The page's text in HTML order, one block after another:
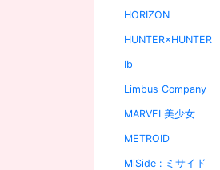
HORIZON
HUNTER×HUNTER
Ib
Limbus Company
MARVEL美少女
METROID
MiSide : ミサイド